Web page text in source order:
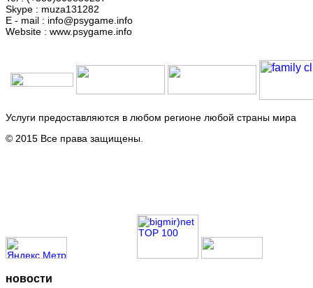
Skype : muza131282
E - mail : info@psygame.info
Website : www.psygame.info
Услуги предоставляются в любом регионе любой страны мира
© 2015 Все права защищены.
новости